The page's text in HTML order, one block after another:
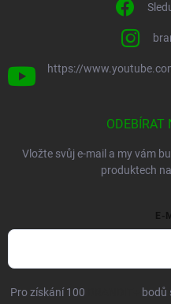
https://
ODEBÍRAT
Vložte svůj e-mail a my vám
produktech
E-
Pro získání 100 bodů